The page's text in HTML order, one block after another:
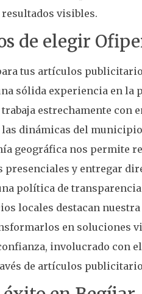
visibles.
de elegir
tus artículos
sólida experiencia en la
estrechamente con
las dinámicas del
geográfica nos permite
y entregar
política de
locales destacan
en soluciones
involucrado con
de artículos